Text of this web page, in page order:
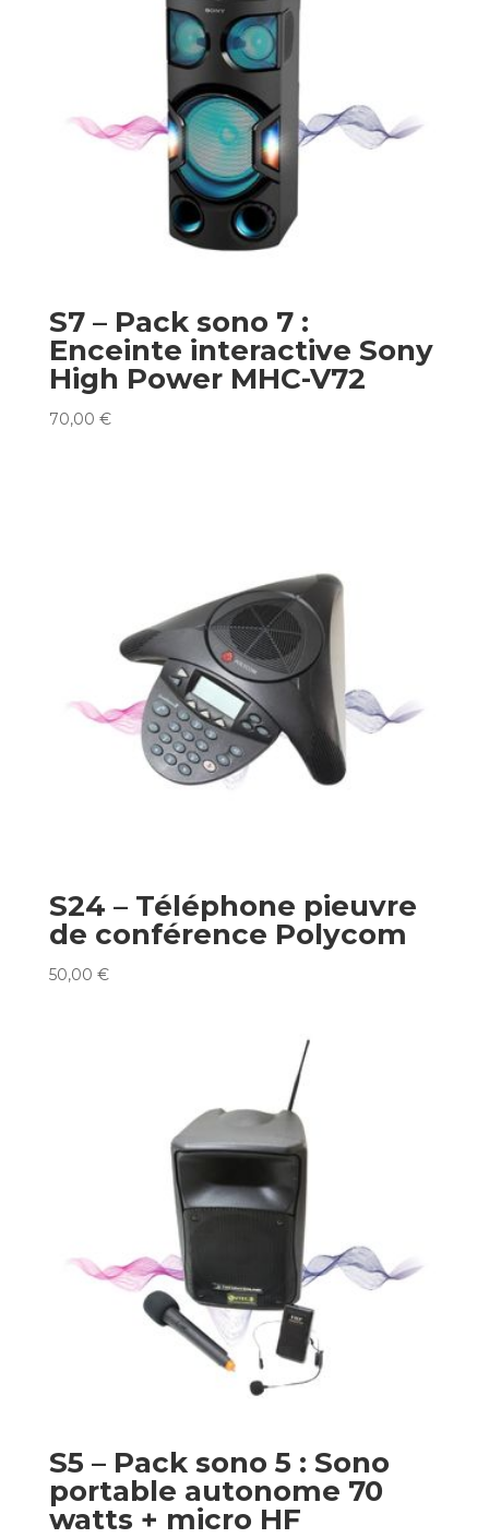
S7 – Pack sono 7 :
Enceinte interactive Sony
High Power MHC-V72
70,00 €
S24 – Téléphone pieuvre
de conférence Polycom
50,00 €
S5 – Pack sono 5 : Sono
portable autonome 70
watts + micro HF